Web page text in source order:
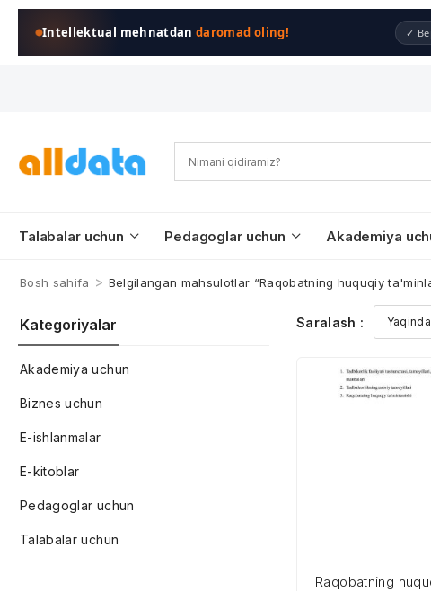
Intellektual mehnatdandaromad oling! ✓
Talabalar uchun Pedagoglar uchun Akademiya
Bosh sahifa > Belgilangan mahsulotlar “Raqobatning huquqiy
Kategoriyalar
Akademiya uchun
Biznes uchun
E-ishlanmalar
E-kitoblar
Pedagoglar uchun
Talabalar uchun
Saralash :
Raqobatning